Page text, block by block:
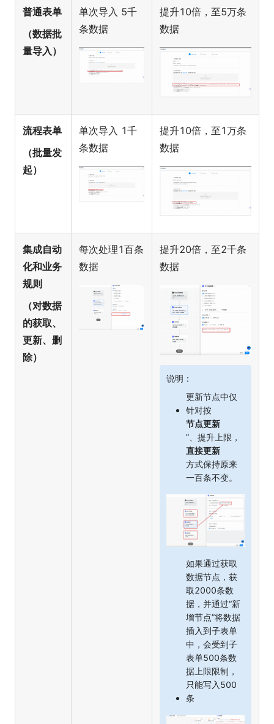
普通表单
（数据批
量导入）
单次导入 5千
条数据
提升10倍，至5万条
数据
流程表单
（批量发
起）
单次导入 1千
条数据
提升10倍，至1万条
数据
集成自动
化和业务
规则
（对数据
的获取、
更新、删
除）
每次处理1百条
数据
提升20倍，至2千条
数据
说明：
更新节点中仅
针对按
节点更新
”、提升上限，
直接更新
方式保持原来
一百条不变。
如果通过获取
数据节点，获
取2000条数
据，并通过“新
增节点”将数据
插入到子表单
中，会受到子
表单500条数
据上限限制，
只能写入500
条